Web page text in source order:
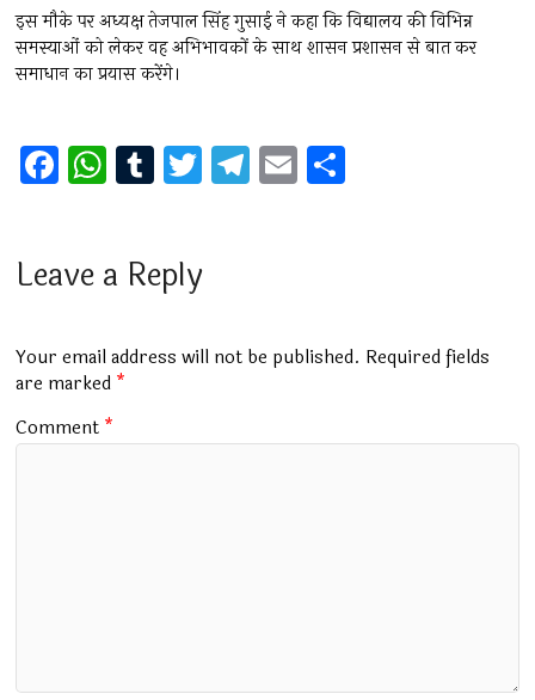
इस मौके पर अध्यक्ष तेजपाल सिंह गुसाई ने कहा कि विद्यालय की विभिन्न
समस्याओं को लेकर वह अभिभावकों के साथ शासन प्रशासन से बात कर
समाधान का प्रयास करेंगे।
F
a
b
o
k
W
h
s
p
p
T
u
bl
T
wi
er
T
el
m
E
m
Leave a Reply
Your email address will not be published. Required fields
are marked *
Comment *